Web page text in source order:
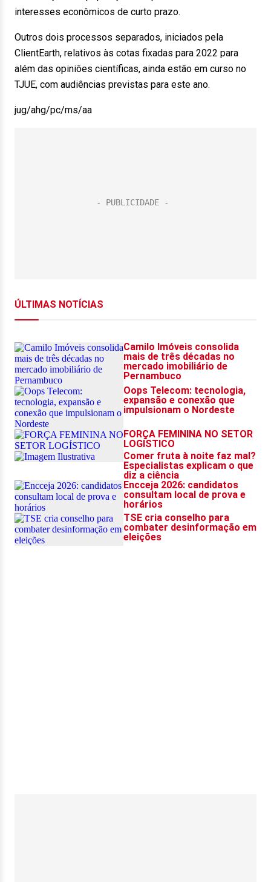
interesses econômicos de curto prazo.
Outros dois processos separados, iniciados pela
ClientEarth, relativos às cotas fixadas para 2022 para
além das opiniões científicas, ainda estão em curso no
TJUE, com audiências previstas para este ano.
jug/ahg/pc/ms/aa